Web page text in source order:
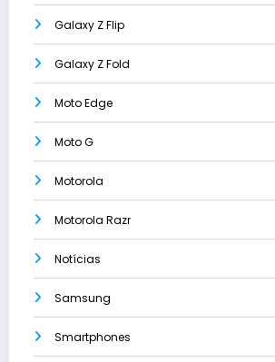
Galaxy Z Flip
Galaxy Z Fold
Moto Edge
Moto G
Motorola
Motorola Razr
Notícias
Samsung
Smartphones